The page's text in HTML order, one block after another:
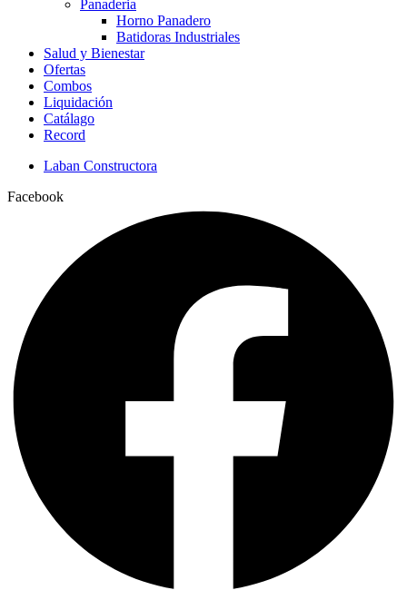
Panaderia
Horno Panadero
Batidoras Industriales
Salud y Bienestar
Ofertas
Combos
Liquidación
Catálago
Record
Laban Constructora
Facebook